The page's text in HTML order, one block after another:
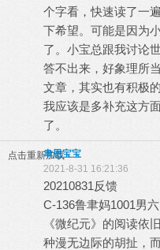
个字看，快速读了一
下希望。可能是因为
了。小宝总跟我讨论
答不出来，好象理所
文章，其实也有积极
我应该是多补充这方
了。
点击重新加载
聿恩宝宝
2021-8-31 16:21:36
20210831反馈
C-136鲁聿妈1001男
《微纪元》的阅读依
种漫无边际的胡扯，